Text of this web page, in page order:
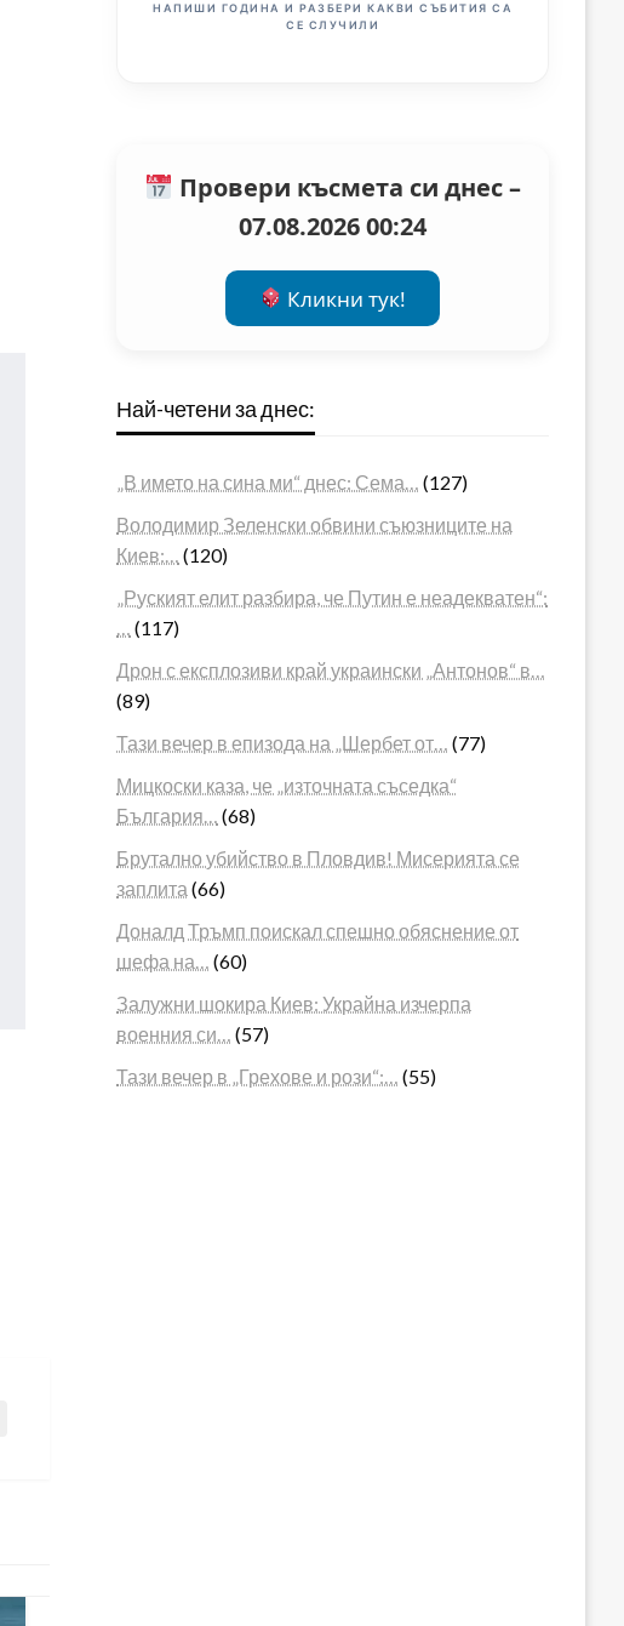
НАПИШИ ГОДИНА И РАЗБЕРИ КАКВИ СЪБИТИЯ СА
СЕ СЛУЧИЛИ
Провери късмета си днес –
07.08.2026 00:24
Кликни тук!
Най-четени за днес:
„В името на сина ми“ днес: Сема…
(127)
Володимир Зеленски обвини съюзниците на
Киев:…
(120)
„Руският елит разбира, че Путин е неадекватен“:
(117)
Дрон с експлозиви край украински „Антонов“ в…
(89)
Тази вечер в епизода на „Шербет от…
(77)
Мицкоски каза, че „източната съседка“
България…
(68)
Брутално убийство в Пловдив! Мисерията се
заплита (66)
Доналд Тръмп поискал спешно обяснение от
шефа на…
(60)
Залужни шокира Киев: Украйна изчерпа
военния си…
(57)
Тази вечер в „Грехове и рози“:…
(55)